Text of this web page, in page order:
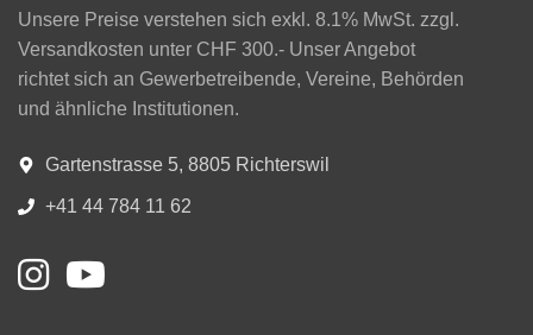
Unsere Preise verstehen sich exkl. 8.1% MwSt. zzgl.
Versandkosten unter CHF 300.- Unser Angebot
richtet sich an Gewerbetreibende, Vereine, Behörden
und ähnliche Institutionen.
Gartenstrasse 5, 8805 Richterswil
+41 44 784 11 62